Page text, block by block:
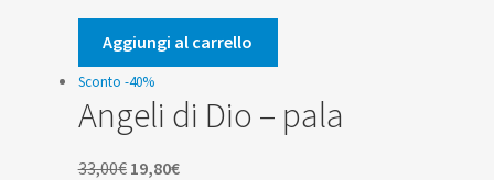
originale
era:
36,00€.
attuale
è:
21,60€.
Aggiungi al carrello
Sconto -40%
Angeli di Dio – pala
33,00€ Il19,80€Il